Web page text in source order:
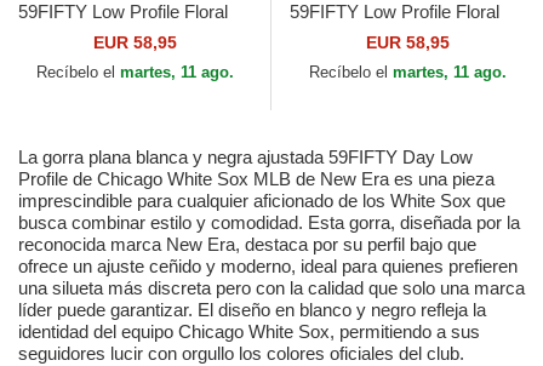
59FIFTY Low Profile Floral
Cord Three Looms Printed
Corduroy de New...
EUR 58,95
Recíbelo el martes, 11 ago.
59FIFTY Low Profile Floral
Cord Three Looms Printed
Corduroy de San...
EUR 58,95
Recíbelo el martes, 11 ago.
La gorra plana blanca y negra ajustada 59FIFTY Day Low
Profile de Chicago White Sox MLB de New Era es una pieza
imprescindible para cualquier aficionado de los White Sox que
busca combinar estilo y comodidad. Esta gorra, diseñada por la
reconocida marca New Era, destaca por su perfil bajo que
ofrece un ajuste ceñido y moderno, ideal para quienes prefieren
una silueta más discreta pero con la calidad que solo una marca
líder puede garantizar. El diseño en blanco y negro refleja la
identidad del equipo Chicago White Sox, permitiendo a sus
seguidores lucir con orgullo los colores oficiales del club.